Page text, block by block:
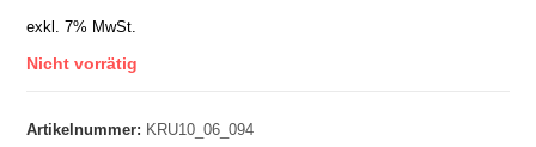
exkl. 7% MwSt.
Nicht vorrätig
Artikelnummer: KRU10_06_094